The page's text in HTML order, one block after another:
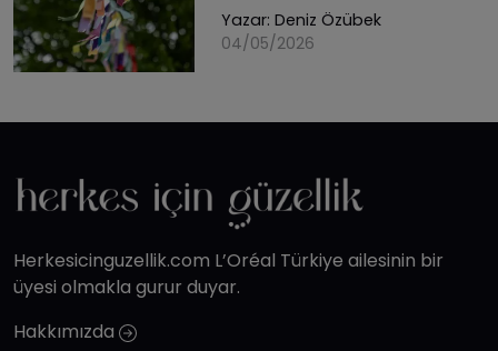
Yazar: Deniz Özübek
04/05/2026
Herkesicinguzellik.com L’Oréal Türkiye ailesinin bir
üyesi olmakla gurur duyar.
Hakkımızda